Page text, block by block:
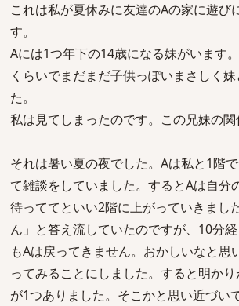
これは私が夏休みに友達のAの家に遊び
す。
Aには1つ年下の14歳になる妹がいます
くらいでまだまだ子供っぽいまさしく
た。
私は見てしまったのです。この兄妹の関
それは暑い夏の夜でした。Aは私と1階
て雑談をしていました。するとAは自分
待っててといい2階に上がっていきまし
ん」と答え流していたのですが、10分
もAは戻ってきません。おかしいなと思
ってみることにしました。すると明か
が1つありました。そこかと思い近づい